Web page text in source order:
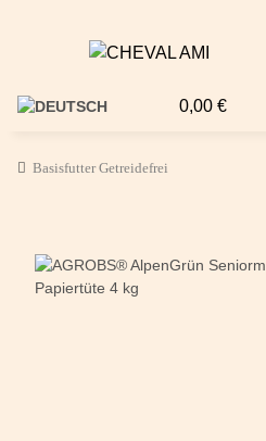
0,00 €
Basisfutter Getreidefrei